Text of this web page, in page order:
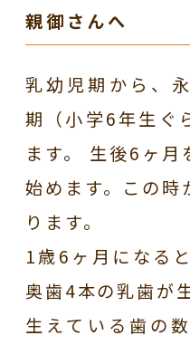
親御さんへ
乳幼児期から、
期（小学6年生ぐ
ます。
生後6ヶ月
始めます。この時
ります。
1歳6ヶ月になる
奥歯4本の乳歯が
生えている歯の